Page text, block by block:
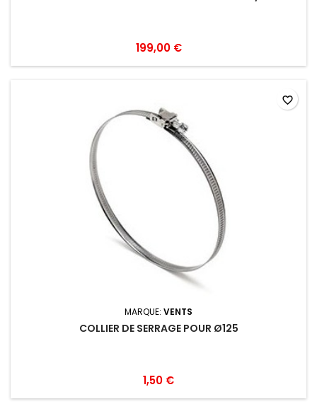
199,00 €
MARQUE: VENTS
COLLIER DE SERRAGE POUR Ø125
1,50 €
favorite_border